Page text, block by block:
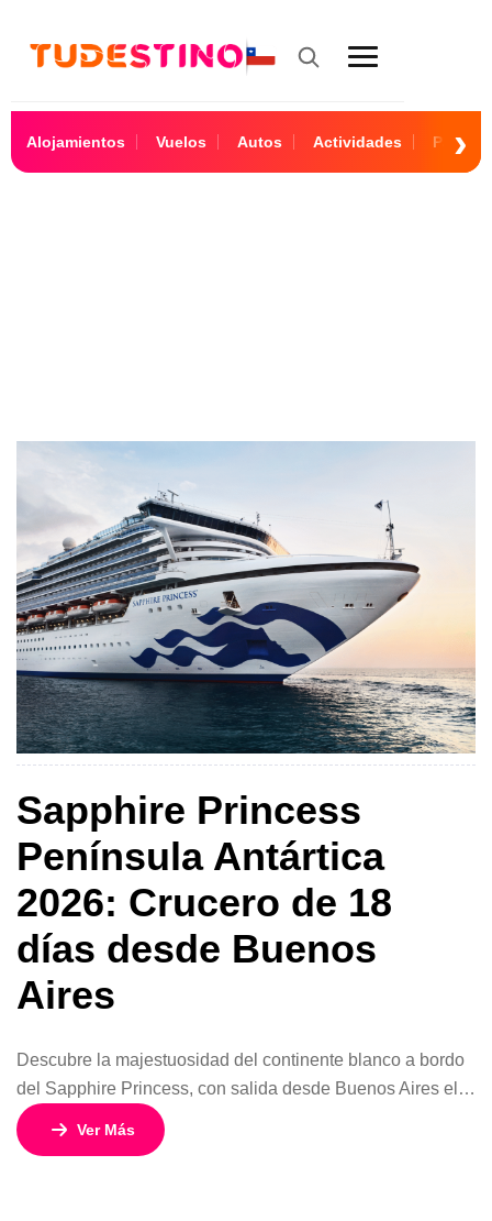
Alojamientos Vuelos Autos Actividades
Sapphire Princess
Península Antártica
2026: Crucero de 18
días desde Buenos
Aires
Descubre la majestuosidad del continente blanco a bordo
del Sapphire Princess, con salida desde Buenos Aires el 8
de enero de 2026. Este crucero de 18 días y 17 noches
está diseñado para quienes buscan una aventura
Ver Más